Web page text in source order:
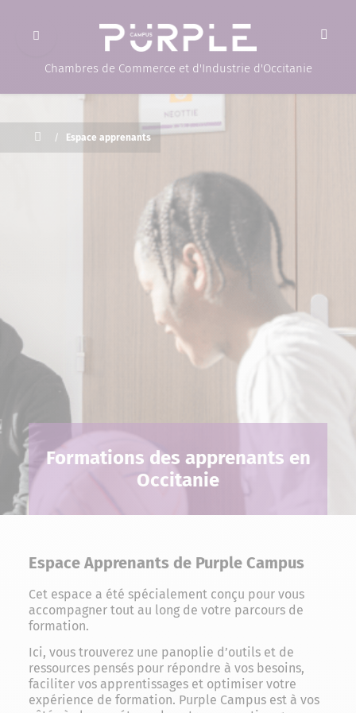
Ouvrir le menu
Chambres de Commerce et d'Industrie d'Occitanie
Accueil
/ Espace apprenants
Formations des apprenants en
Occitanie
Espace Apprenants de Purple Campus
Cet espace a été spécialement conçu pour vous
accompagner tout au long de votre parcours de
formation.
Ici, vous trouverez une panoplie d’outils et de
ressources pensés pour répondre à vos besoins,
faciliter vos apprentissages et optimiser votre
expérience de formation. Purple Campus est à vos